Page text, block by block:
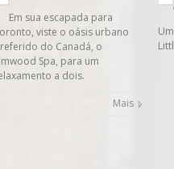
Em sua escapada para
viste o oásis urbano
do Canadá, o
Spa, para um
a dois.
Mais